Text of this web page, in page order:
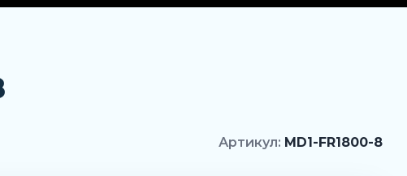
Артикул: MD1-FR1800-8